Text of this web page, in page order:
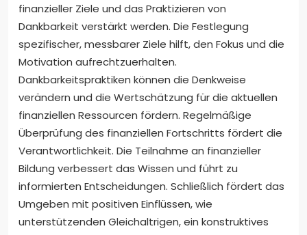
finanzieller Ziele und das Praktizieren von
Dankbarkeit verstärkt werden. Die Festlegung
spezifischer, messbarer Ziele hilft, den Fokus und die
Motivation aufrechtzuerhalten.
Dankbarkeitspraktiken können die Denkweise
verändern und die Wertschätzung für die aktuellen
finanziellen Ressourcen fördern. Regelmäßige
Überprüfung des finanziellen Fortschritts fördert die
Verantwortlichkeit. Die Teilnahme an finanzieller
Bildung verbessert das Wissen und führt zu
informierten Entscheidungen. Schließlich fördert das
Umgeben mit positiven Einflüssen, wie
unterstützenden Gleichaltrigen, ein konstruktives